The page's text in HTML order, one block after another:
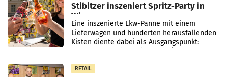
Stibitzer inszeniert Spritz-Party in
Wien
Eine inszenierte Lkw-Panne mit einem
Lieferwagen und hunderten herausfallenden
Kisten diente dabei als Ausgangspunkt:
RETAIL